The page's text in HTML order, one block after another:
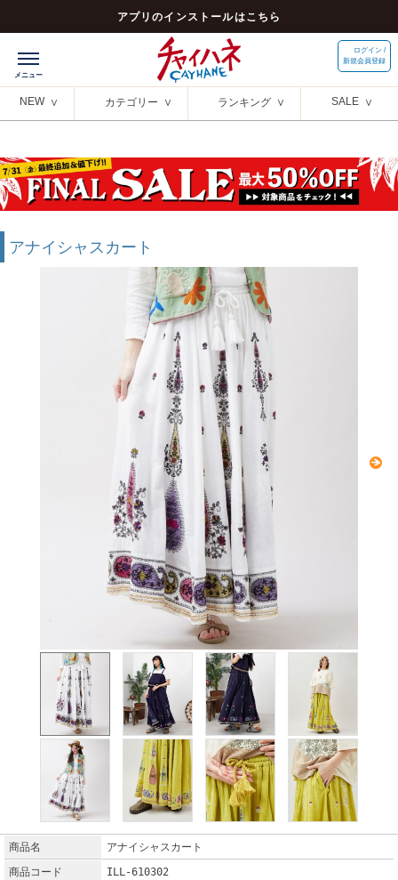
アプリのインストールはこちら
ログイン /
新規会員登録
NEW カテゴリー ランキング SALE
アナイシャスカート
商品名
アナイシャスカート
商品コード
ILL-610302